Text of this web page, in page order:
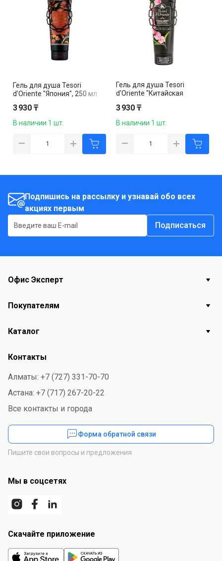
Гель для душа Tesori
d'Oriente "Япония", 250 мл
3 930 ₸
В наличии 1 шт.
Гель для душа Tesori
d'Oriente "Китайская
3 930 ₸
В наличии 1 шт.
Подпишись на рассылку и узнавай обо всех
акциях первым
Подписаться
Офис Эксперт
Покупателям
Каталог
Контакты
Алматы: +7 (727) 331-70-70
Астана: +7 (717) 267-20-22
Все контакты и города
Форма обратной связи
Пишите свои вопросы и предложения
Мы в соцсетях
Скачайте приложение